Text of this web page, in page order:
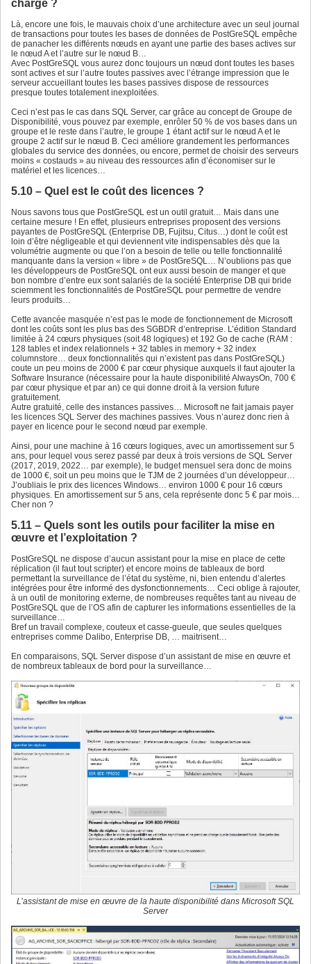
charge ?
Là, encore une fois, le mauvais choix d’une architecture avec un seul journal
de transactions pour toutes les bases de données de PostGreSQL empêche
de panacher les différents nœuds en ayant une partie des bases actives sur
le nœud A et l’autre sur le nœud B…
Avec PostGreSQL vous aurez donc toujours un nœud dont toutes les bases
sont actives et sur l’autre toutes passives avec l’étrange impression que le
serveur accueillant toutes les bases passives dispose de ressources
presque toutes totalement inexploitées.
Ceci n’est pas le cas dans SQL Server, car grâce au concept de Groupe de
Disponibilité, vous pouvez par exemple, enrôler 50 % de vos bases dans un
groupe et le reste dans l’autre, le groupe 1 étant actif sur le nœud A et le
groupe 2 actif sur le nœud B. Ceci améliore grandement les performances
globales du service des données, ou encore, permet de choisir des serveurs
moins « costauds » au niveau des ressources afin d’économiser sur le
matériel et les licences…
5.10 – Quel est le coût des licences ?
Nous savons tous que PostGreSQL est un outil gratuit… Mais dans une
certaine mesure ! En effet, plusieurs entreprises proposent des versions
payantes de PostGreSQL (Enterprise DB, Fujitsu, Citus…) dont le coût est
loin d’être négligeable et qui deviennent vite indispensables dès que la
volumétrie augmente ou que l’on a besoin de telle ou telle fonctionnalité
manquante dans la version « libre » de PostGreSQL… N’oublions pas que
les développeurs de PostGreSQL ont eux aussi besoin de manger et que
bon nombre d’entre eux sont salariés de la société Enterprise DB qui bride
sciemment les fonctionnalités de PostGreSQL pour permettre de vendre
leurs produits…
Cette avancée masquée n’est pas le mode de fonctionnement de Microsoft
dont les coûts sont les plus bas des SGBDR d’entreprise. L’édition Standard
limitée à 24 cœurs physiques (soit 48 logiques) et 192 Go de cache (RAM :
128 tables et index relationnels + 32 tables in memory + 32 index
columnstore… deux fonctionnalités qui n’existent pas dans PostGreSQL)
coute un peu moins de 2000 € par cœur physique auxquels il faut ajouter la
Software Insurance (nécessaire pour la haute disponibilité AlwaysOn, 700 €
par cœur physique et par an) ce qui donne droit à la version future
gratuitement.
Autre gratuité, celle des instances passives… Microsoft ne fait jamais payer
les licences SQL Server des machines passives. Vous n’aurez donc rien à
payer en licence pour le second nœud par exemple.
Ainsi, pour une machine à 16 cœurs logiques, avec un amortissement sur 5
ans, pour lequel vous serez passé par deux à trois versions de SQL Server
(2017, 2019, 2022… par exemple), le budget mensuel sera donc de moins
de 1000 €, soit un peu moins que le TJM de 2 journées d’un développeur…
J’oubliais le prix des licences Windows… environ 1000 € pour 16 cœurs
physiques. En amortissement sur 5 ans, cela représente donc 5 € par mois…
Cher non ?
5.11 – Quels sont les outils pour faciliter la mise en
œuvre et l’exploitation ?
PostGreSQL ne dispose d’aucun assistant pour la mise en place de cette
réplication (il faut tout scripter) et encore moins de tableaux de bord
permettant la surveillance de l’état du système, ni, bien entendu d’alertes
intégrées pour être informé des dysfonctionnements… Ceci oblige à rajouter,
à un outil de monitoring externe, de nombreuses requêtes tant au niveau de
PostGreSQL que de l’OS afin de capturer les informations essentielles de la
surveillance…
Bref un travail complexe, couteux et casse-gueule, que seules quelques
entreprises comme Dalibo, Enterprise DB, … maitrisent…
En comparaisons, SQL Server dispose d’un assistant de mise en œuvre et
de nombreux tableaux de bord pour la surveillance…
L’assistant de mise en œuvre de la haute disponibilité dans Microsoft SQL
Server